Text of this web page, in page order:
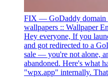
FIX — GoDaddy domain
wallpapers :: Wallpaper
Hey everyone, If you
and got redirected to a
sale — you're not alone,
abandoned. Here's what
"wpx.app" internally.